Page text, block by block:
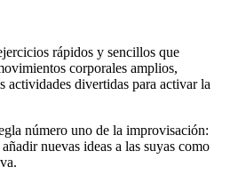
rápidos y sencillos que
corporales amplios,
actividades divertidas para activar la
número uno de la improvisación:
nuevas ideas a las suyas como